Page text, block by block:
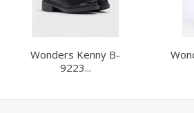
Wonders Kenny B-
9223...